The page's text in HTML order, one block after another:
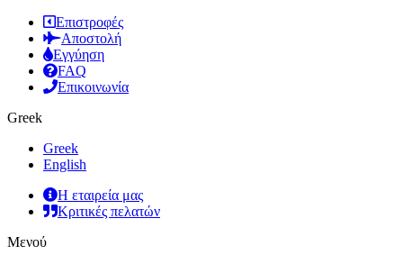
Επιστροφές
Αποστολή
Εγγύηση
FAQ
Επικοινωνία
Greek
Greek
English
Η εταιρεία μας
Κριτικές πελατών
Μενού